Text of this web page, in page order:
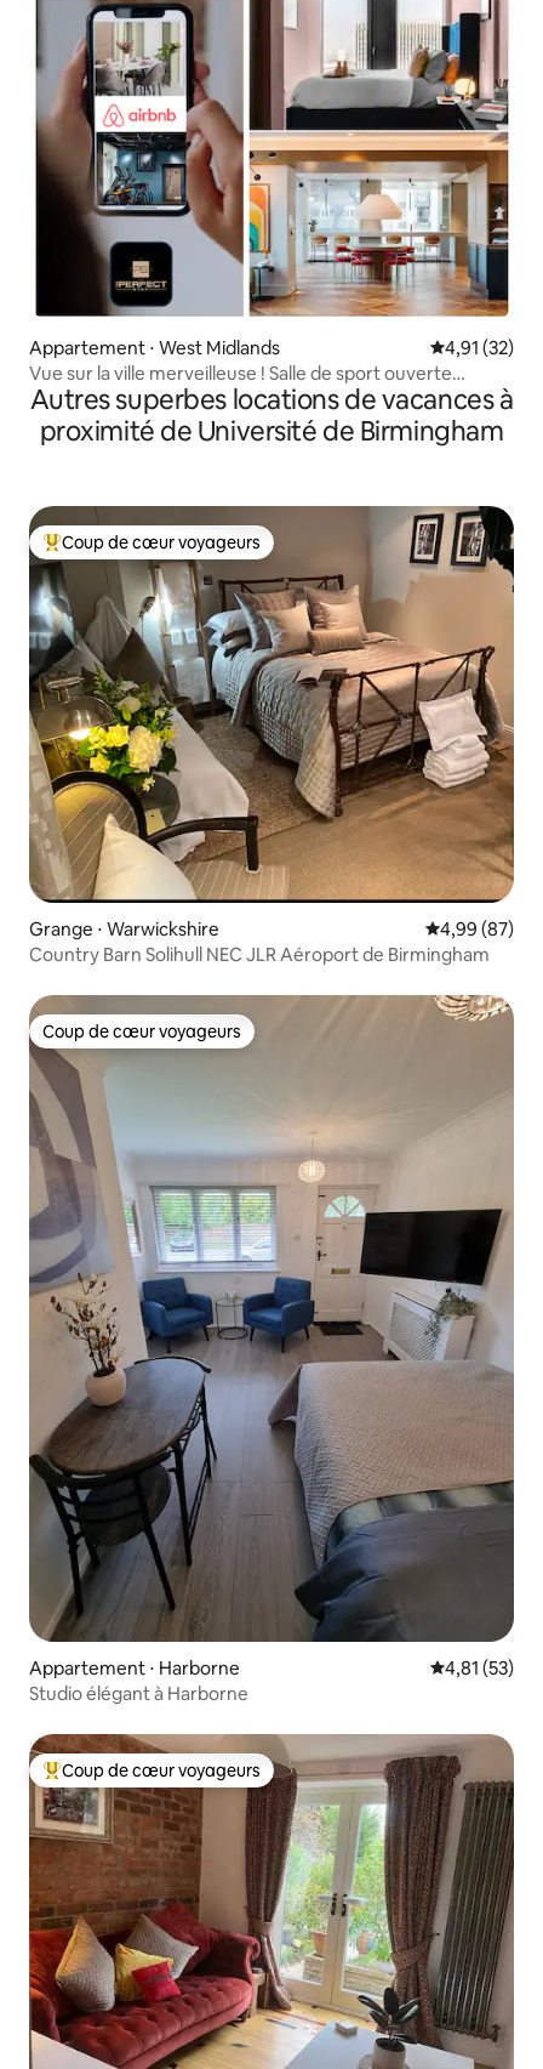
Appartement ⋅ West Midlands Évaluation
4,91 (32)
Vue sur la ville merveilleuse ! Salle de sport ouverte
24h/24 | Salle de cinéma
Autres superbes locations de vacances à
proximité de Université de Birmingham
Coups de cœur voyageurs les plus appréciés
Coup de cœur voyageurs
Grange ⋅ Warwickshire Évaluation
4,99 (87)
Country Barn Solihull NEC JLR Aéroport de Birmingham
Coup de cœur voyageurs
Coup de cœur voyageurs
Appartement ⋅ Harborne Évaluation
4,81 (53)
Studio élégant à Harborne
Coups de cœur voyageurs les plus appréciés
Coup de cœur voyageurs